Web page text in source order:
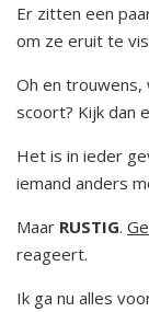
Er zitten een
om ze eruit te
Oh en trouwens,
scoort? Kijk dan
Het is in ieder
iemand anders
Maar RUSTIG.
reageert.
Ik ga nu alles